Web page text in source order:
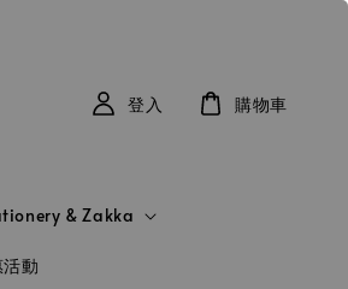
& Zakka
動
登入 購物車